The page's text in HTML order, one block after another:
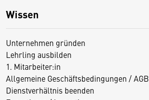
Wissen
Unternehmen gründen
Lehrling ausbilden
1. Mitarbeiter:in
Allgemeine Geschäftsbedingungen / AGB
Dienstverhältnis beenden